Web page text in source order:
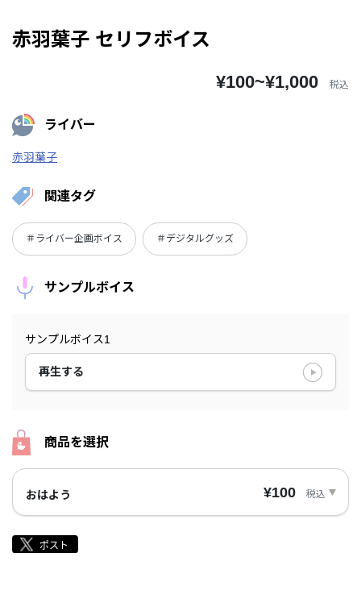
赤羽葉子 セリフボイス
¥100~¥1,000 税込
ライバー
赤羽葉子
関連タグ
＃ライバー企画ボイス ＃デジタルグッズ
サンプルボイス
サンプルボイス1
再生する
商品を選択
おはよう ¥100 税込